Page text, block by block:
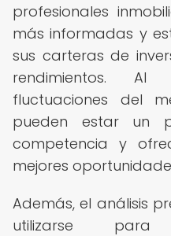
profesionales
más informadas y
sus carteras de
rendimientos.
fluctuaciones del
pueden estar un
competencia y
mejores
Además, el análisis
utilizarse para